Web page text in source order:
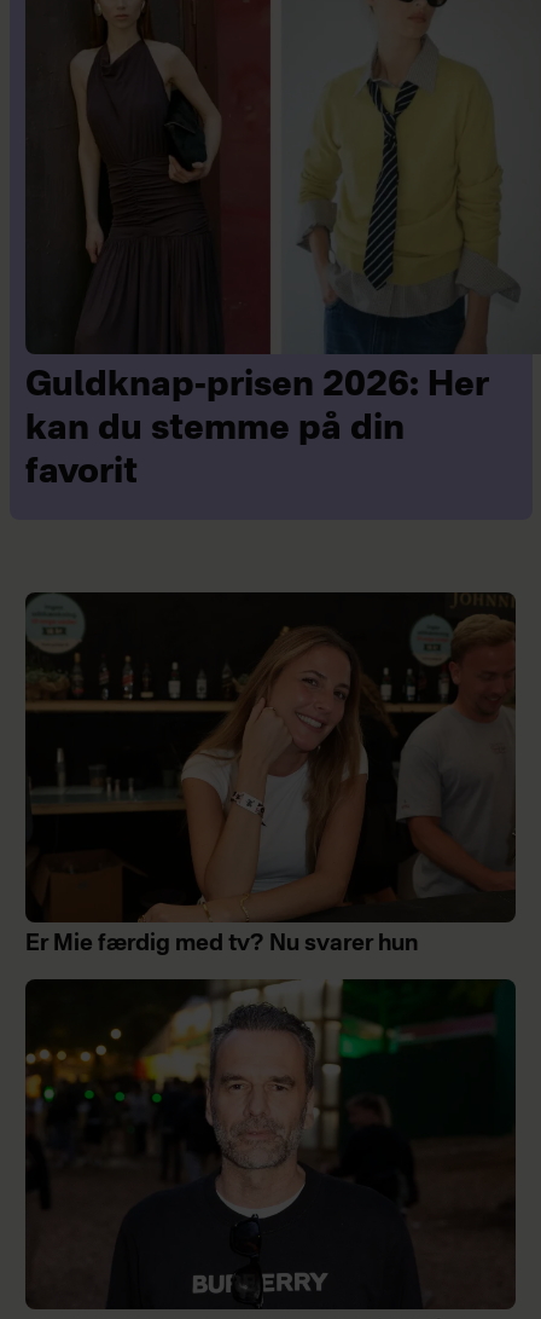
Guldknap-prisen 2026: Her
kan du stemme på din
favorit
Er Mie færdig med tv? Nu svarer hun